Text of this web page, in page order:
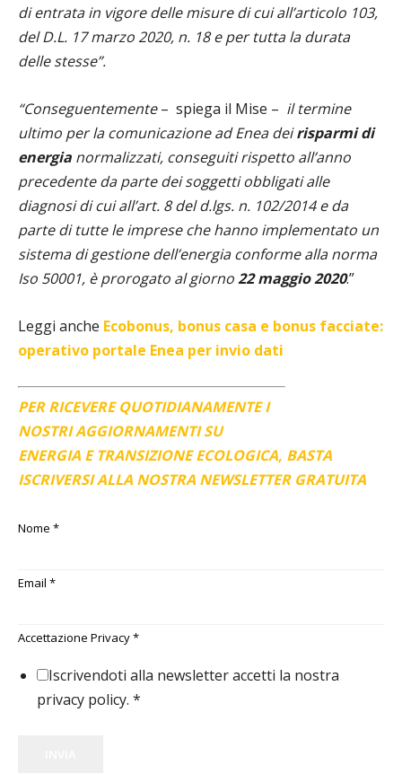
di entrata in vigore delle misure di cui all’articolo 103,
del D.L. 17 marzo 2020, n. 18 e per tutta la durata
delle stesse”.
“Conseguentemente– spiega il Mise – il termine
ultimo per la comunicazione ad Enea deirisparmi di
energia normalizzati, conseguiti rispetto all’anno
precedente da parte dei soggetti obbligati alle
diagnosi di cui all’art. 8 del d.lgs. n. 102/2014 e da
parte di tutte le imprese che hanno implementato un
sistema di gestione dell’energia conforme alla norma
Iso 50001, è prorogato al giorno22 maggio 2020.”
Leggi anche Ecobonus, bonus casa e bonus facciate:
operativo portale Enea per invio dati
PER RICEVERE QUOTIDIANAMENTE I
NOSTRI AGGIORNAMENTI SU
ENERGIA E TRANSIZIONE ECOLOGICA, BASTA
ISCRIVERSI ALLA NOSTRA NEWSLETTER GRATUITA
Nome *
Email *
Accettazione Privacy*
Iscrivendoti alla newsletter accetti la nostra
privacy policy. *